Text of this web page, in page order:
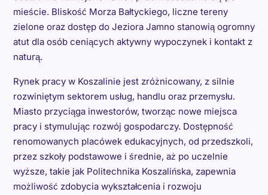
mieście. Bliskość Morza Bałtyckiego, liczne tereny
zielone oraz dostęp do Jeziora Jamno stanowią ogromny
atut dla osób ceniących aktywny wypoczynek i kontakt z
naturą.
Rynek pracy w Koszalinie jest zróżnicowany, z silnie
rozwiniętym sektorem usług, handlu oraz przemysłu.
Miasto przyciąga inwestorów, tworząc nowe miejsca
pracy i stymulując rozwój gospodarczy. Dostępność
renomowanych placówek edukacyjnych, od przedszkoli,
przez szkoły podstawowe i średnie, aż po uczelnie
wyższe, takie jak Politechnika Koszalińska, zapewnia
możliwość zdobycia wykształcenia i rozwoju